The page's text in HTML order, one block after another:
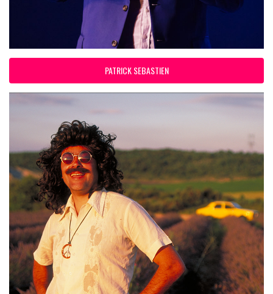
PATRICK SEBASTIEN